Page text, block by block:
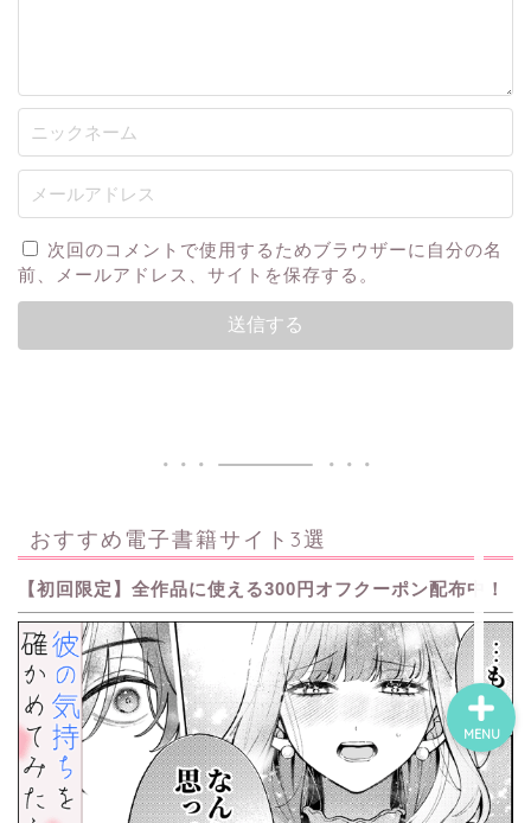
次回のコメントで使用するためブラウザーに自分の名
前、メールアドレス、サイトを保存する。
おすすめ電子書籍サイト3選
【初回限定】全作品に使える300円オフクーポン配布中！
MENU
漫画・小説新刊情報